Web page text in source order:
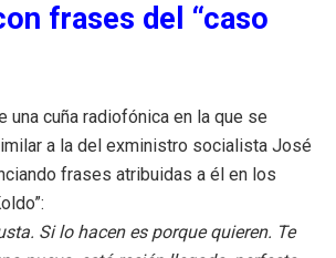
frases del “caso
una cuña radiofónica en la que se
a la del exministro socialista José
frases atribuidas a él en los
Si lo hacen es porque quieren. Te